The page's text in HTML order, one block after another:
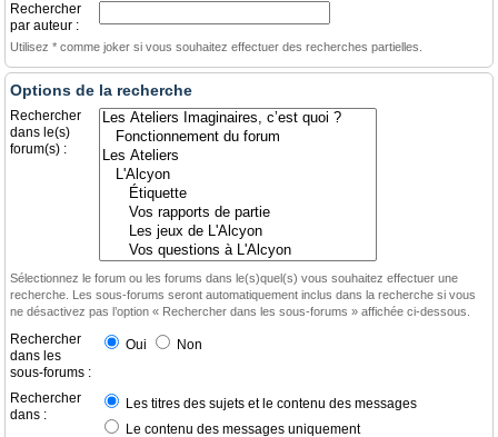
Rechercher
par auteur :
Utilisez * comme joker si vous souhaitez effectuer des recherches partielles.
Options de la recherche
Rechercher
dans le(s)
forum(s) :
Sélectionnez le forum ou les forums dans le(s)quel(s) vous souhaitez effectuer une
recherche. Les sous-forums seront automatiquement inclus dans la recherche si vous
ne désactivez pas l’option « Rechercher dans les sous-forums » affichée ci-dessous.
Rechercher
dans les
sous-forums :
Oui Non
Rechercher
dans :
Les titres des sujets et le contenu des messages
Le contenu des messages uniquement